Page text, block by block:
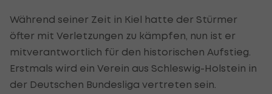
Während seiner Zeit in Kiel hatte der Stürmer
öfter mit Verletzungen zu kämpfen, nun ist er
mitverantwortlich für den historischen Aufstieg.
Erstmals wird ein Verein aus Schleswig-Holstein in
der Deutschen Bundesliga vertreten sein.